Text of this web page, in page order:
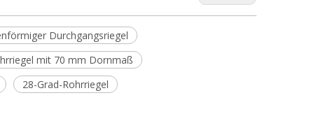
Durchgangsriegel
mit 70 mm Dornmaß
28-Grad-Rohrriegel